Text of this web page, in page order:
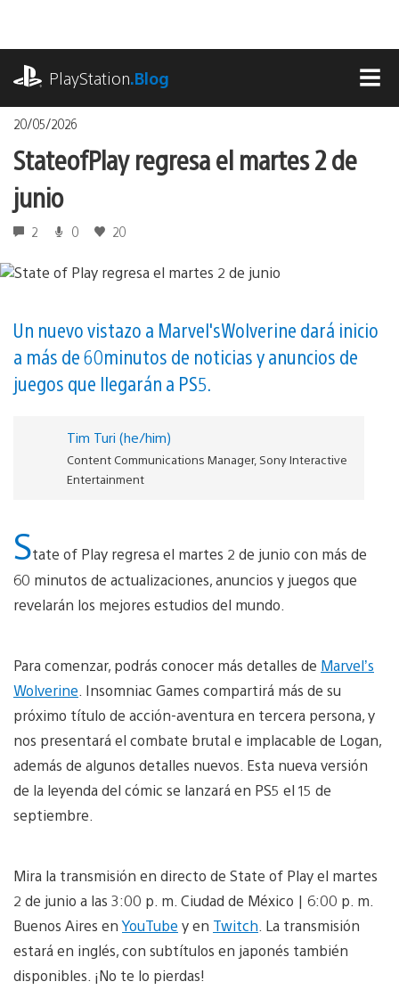
contenido
PlayStation.Blog
20/05/2026
State of Play regresa el martes 2 de
junio
2 0 20
Un nuevo vistazo a Marvel's Wolverine dará inicio
a más de 60 minutos de noticias y anuncios de
juegos que llegarán a PS5.
Tim Turi (he/him)
Content Communications Manager, Sony Interactive
Entertainment
State of Play regresa el martes 2 de junio con más de
60 minutos de actualizaciones, anuncios y juegos que
revelarán los mejores estudios del mundo.
Para comenzar, podrás conocer más detalles de Marvel’s
Wolverine . Insomniac Games compartirá más de su
próximo título de acción-aventura en tercera persona, y
nos presentará el combate brutal e implacable de Logan,
además de algunos detalles nuevos. Esta nueva versión
de la leyenda del cómic se lanzará en PS5 el 15 de
septiembre.
Mira la transmisión en directo de State of Play el martes
2 de junio a las 3:00 p. m. Ciudad de México | 6:00 p. m.
Buenos Aires enYouTube y en Twitch . La transmisión
estará en inglés, con subtítulos en japonés también
disponibles. ¡No te lo pierdas!